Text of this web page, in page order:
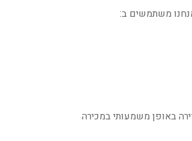
משתמשים ב:
באופן משמעותי במכירה